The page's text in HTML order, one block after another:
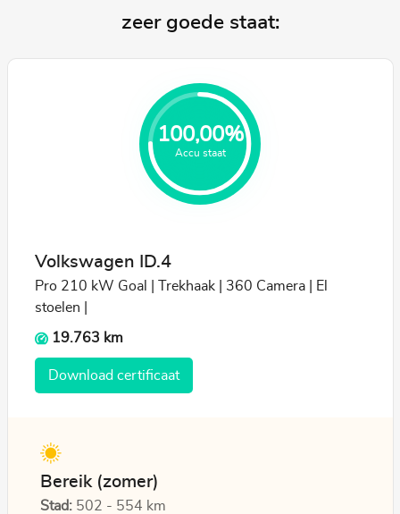
zeer goede staat:
100,00%
Accu staat
Volkswagen ID.4
Pro 210 kW Goal | Trekhaak | 360 Camera | El
stoelen |
19.763 km
Download certificaat
Bereik (zomer)
Stad:502 - 554 km